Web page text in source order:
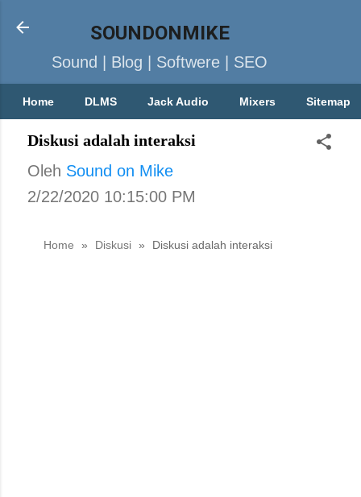
SOUNDONMIKE
Sound | Blog | Softwere | SEO
Home DLMS Jack Audio Mixers Sitemap
Diskusi adalah interaksi
Oleh Sound on Mike
2/22/2020 10:15:00 PM
Home » Diskusi » Diskusi adalah interaksi